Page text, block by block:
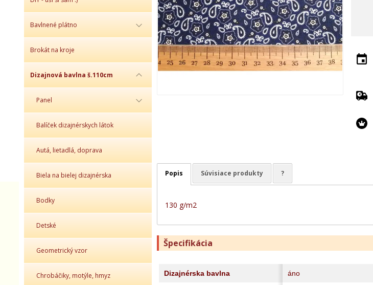
Bavlnené plátno
Brokát na kroje
Dizajnová bavlna š.110cm
Panel
Balíček dizajnérskych látok
Autá, lietadlá, doprava
Biela na bielej dizajnérska
Bodky
Detské
Geometrický vzor
Chrobáčiky, motýle, hmyz
Popis Súvisiace produkty ?
130 g/m2
Špecifikácia
Dizajnérska bavlna áno